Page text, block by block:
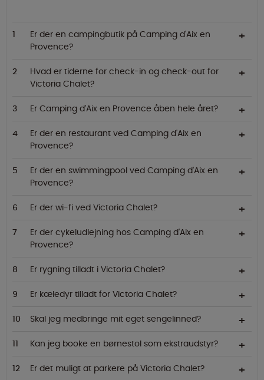
Er der en campingbutik på Camping d'Aix en
Provence?
Hvad er tiderne for check-in og check-out for
Victoria Chalet?
Er Camping d'Aix en Provence åben hele året?
Er der en restaurant ved Camping d'Aix en
Provence?
Er der en swimmingpool ved Camping d'Aix en
Provence?
Er der wi-fi ved Victoria Chalet?
Er der cykeludlejning hos Camping d'Aix en
Provence?
Er rygning tilladt i Victoria Chalet?
Er kæledyr tilladt for Victoria Chalet?
Skal jeg medbringe mit eget sengelinned?
Kan jeg booke en børnestol som ekstraudstyr?
Er det muligt at parkere på Victoria Chalet?